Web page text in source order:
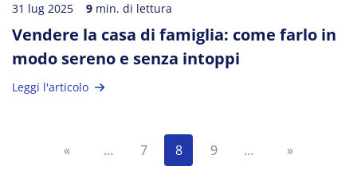
31 lug 2025 9 min. di lettura
Vendere la casa di famiglia: come farlo in
modo sereno e senza intoppi
Leggi l'articolo
« … 7 8 9 … »